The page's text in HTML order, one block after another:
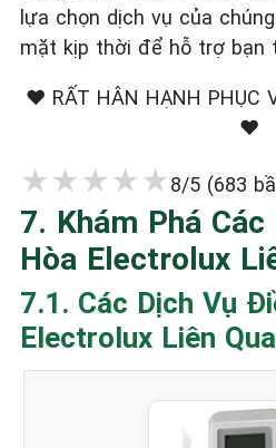
lựa chọn dịch vụ của
mặt kịp thời để hỗ trợ bạn
❤️ RẤT HÂN HẠNH PHỤC
❤️
★ ★ ★ ★ ★8/5 (683
7. Khám Phá
Hòa Electrolux
7.1. Các Dịch Vụ
Electrolux Liên